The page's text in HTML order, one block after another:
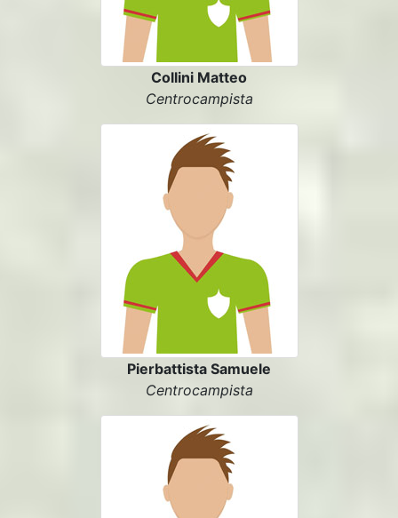
Collini Matteo
Centrocampista
Pierbattista Samuele
Centrocampista